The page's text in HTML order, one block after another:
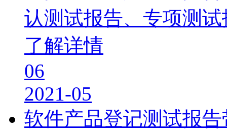
认测试报告、专项测
了解详情
06
2021-05
软件产品登记测试报